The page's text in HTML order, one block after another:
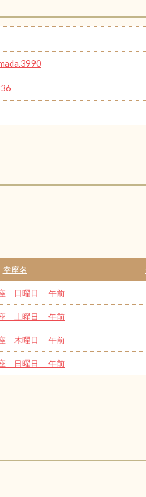
幸座名
座 日曜日 午前
座 土曜日 午前
座 木曜日 午前
座 日曜日 午前